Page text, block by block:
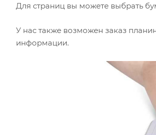
Для страниц вы можете выбрать
У нас также возможен заказ
информации.